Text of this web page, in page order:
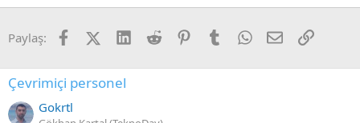
Paylaş: FacebookX (Twitter)
LinkedIn
Reddit PinterestTumblrWhatsApp
E-postaLink
Çevrimiçi personel
Gokrtl